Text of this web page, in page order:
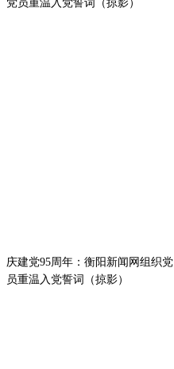
庆建党95周年：衡阳新闻网组织党
员重温入党誓词（掠影）